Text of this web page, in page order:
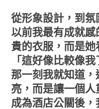
從形象設計，到氛
以前我最有成就
貴的衣服，而是她
「這好像比較像我
那一刻我就知道
亮，而是讓一個人
成為酒店公關後，